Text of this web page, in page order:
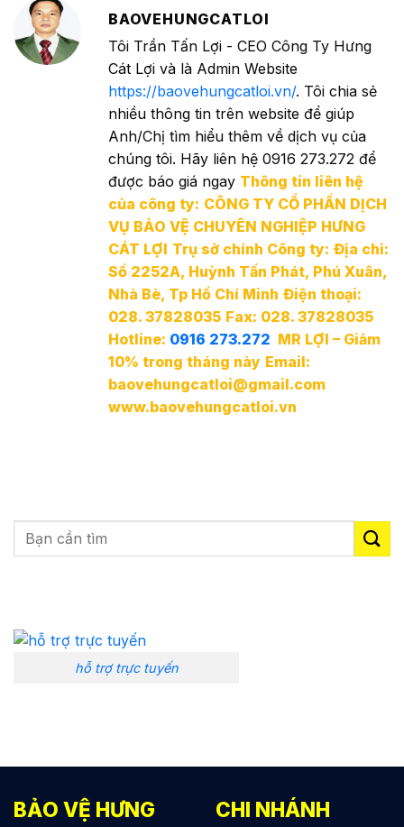
BAOVEHUNGCATLOI
Tôi Trần Tấn Lợi - CEO Công Ty Hưng
Cát Lợi và là Admin Website
https://baovehungcatloi.vn/. Tôi chia sẻ
nhiều thông tin trên website để giúp
Anh/Chị tìm hiểu thêm về dịch vụ của
chúng tôi. Hãy liên hệ 0916 273.272 để
được báo giá ngay Thông tin liên hệ
của công ty: CÔNG TY CỔ PHẦN DỊCH
VỤ BẢO VỆ CHUYÊN NGHIỆP HƯNG
CÁT LỢI Trụ sở chính Công ty: Địa chỉ:
Số 2252A, Huỳnh Tấn Phát, Phú Xuân,
Nhà Bè, Tp Hồ Chí Minh Điện thoại:
028. 37828035 Fax: 028. 37828035
Hotline: 0916 273.272 MR LỢI – Giảm
10% trong tháng này Email:
baovehungcatloi@gmail.com
www.baovehungcatloi.vn
hỗ trợ trực tuyến
BẢO VỆ HƯNG
CHI NHÁNH